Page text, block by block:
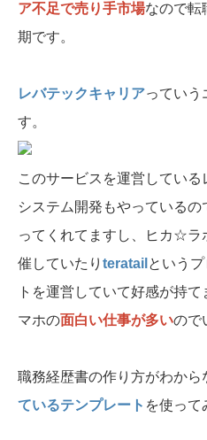
ア不足で売り手市場なので転
期です。
レバテックキャリアっていう
す。
このサービスを運営してい
システム開発もやっている
ってくれてますし、ヒカ☆ラ
催していたり teratail という
トを運営していて好感が持
マホの面白い仕事が多いので
職務経歴書の作り方がわから
ているテンプレート を使って